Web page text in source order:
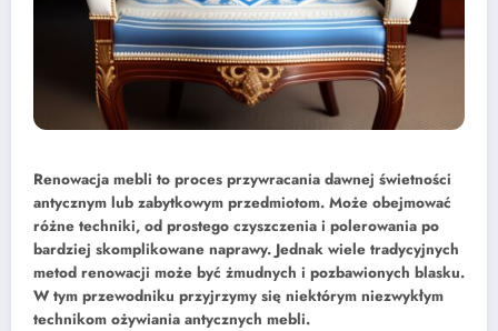
Renowacja mebli to proces przywracania dawnej świetności
antycznym lub zabytkowym przedmiotom. Może obejmować
różne techniki, od prostego czyszczenia i polerowania po
bardziej skomplikowane naprawy. Jednak wiele tradycyjnych
metod renowacji może być żmudnych i pozbawionych blasku.
W tym przewodniku przyjrzymy się niektórym niezwykłym
technikom ożywiania antycznych mebli.